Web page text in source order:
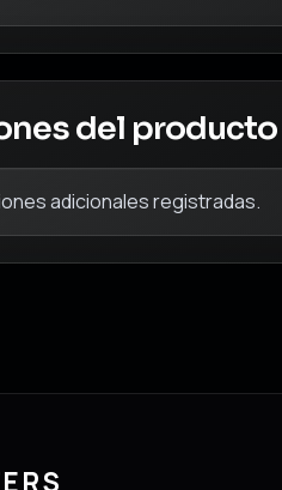
del producto
adicionales registradas.